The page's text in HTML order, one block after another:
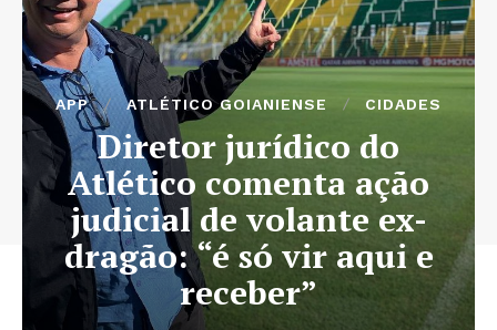
APP ATLÉTICO GOIANIENSE CIDADES
Diretor jurídico do
Atlético comenta ação
judicial de volante ex-
dragão: “é só vir aqui e
receber”